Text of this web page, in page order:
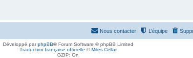
L’équipe
Nous contacter
Développé parphpBB® Forum Software © phpBB Limited
Traduction française officielle ©Miles Cellar
GZIP: On